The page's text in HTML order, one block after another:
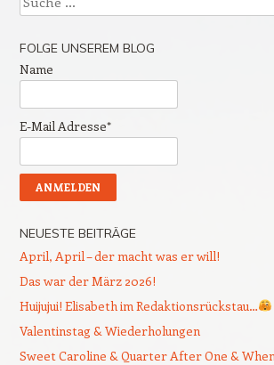
FOLGE UNSEREM BLOG
Name
E-Mail Adresse*
NEUESTE BEITRÄGE
April, April – der macht was er will!
Das war der März 2026!
Huijujui! Elisabeth im Redaktionsrückstau…
Valentinstag & Wiederholungen
Sweet Caroline & Quarter After One &